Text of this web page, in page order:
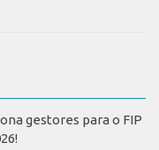
gestores para o FIP